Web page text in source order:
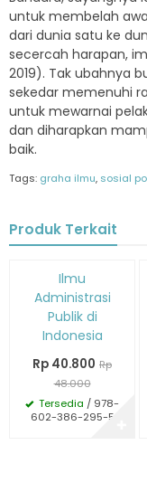
untuk membelah
dari dunia satu ke
secercah harapan,
2019). Tak ubahnya
sekedar memenuhi
untuk mewarnai
dan diharapkan
baik.
Tags: graha ilmu, sosial
Produk Terkait
Ilmu
Administrasi
Publik di
Indonesia
Rp 40.800 Rp
48.000
Tersedia / 978-
602-386-295-5